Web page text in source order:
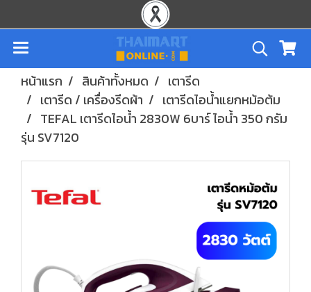
หน้าแรก สินค้าทั้งหมด
เตารีด
เตารีด / เครื่องรีดผ้า
เตารีดไอน้ำแยกหม้อต้ม
TEFAL เตารีดไอน้ำ 2830W 6บาร์ ไอน้ำ 350 กรัม
รุ่น SV7120